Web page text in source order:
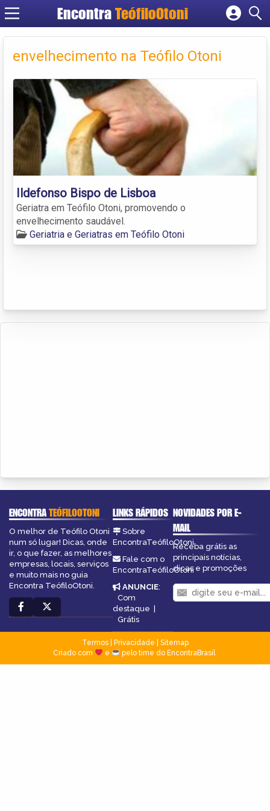
Encontra TeófiloOtoni
Cadastrar empresa
Criar conta
envelhecimento na Teófilo Otoni
Ildefonso Bispo de Lisboa
Geriatra em Teófilo Otoni, promovendo o
envelhecimento saudável.
Geriatria e Geriatras em Teófilo Otoni
ENCONTRATEÓFILOOTONI
O melhor de Teófilo Otoni
num só lugar! Dicas, onde
ir, o que fazer, as melhores
empresas, locais, serviços
e muito mais no guia
Encontra TeófiloOtoni.
LINKS RÁPIDOS
Sobre
EncontraTeófiloOtoni
Fale com o
EncontraTeófiloOtoni
ANUNCIE:
Com
destaque |
Grátis
NOVIDADES POR E-
MAIL
Receba grátis as
principais notícias,
dicas e promoções
Termos| Privacidade
Sitemap
Criado com
e pelo time do EncontraBrasil